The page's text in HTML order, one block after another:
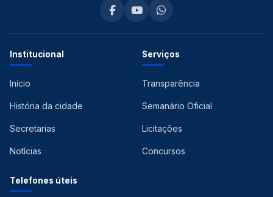
Institucional
Início
História da cidade
Secretarias
Notícias
Serviços
Transparência
Semanário Oficial
Licitações
Concursos
Telefones úteis